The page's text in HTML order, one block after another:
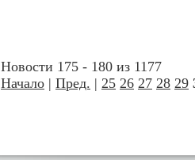
Новости 175 - 180 из 1177
Начало | Пред. | 25 26 27 28 29